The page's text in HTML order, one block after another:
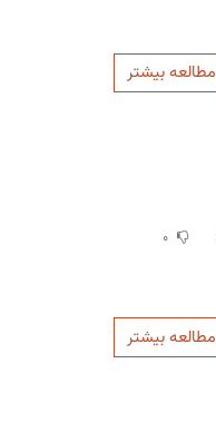
مطالعه بیشتر
0
مطالعه بیشتر